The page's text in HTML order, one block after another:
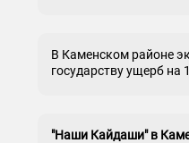
В Каменском районе
государству ущерб на
"Наши Кайдаши" в